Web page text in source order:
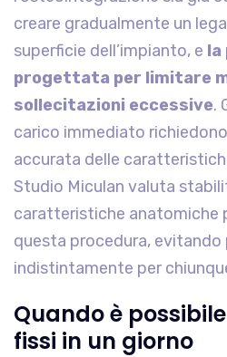
creare gradualmente un
superficie dell’impianto, e la
progettata per limitare
sollecitazioni eccessive.
carico immediato
accurata delle
Studio Miculan valuta
caratteristiche anatomiche
questa procedura, evitando
indistintamente per
Quando è
fissi in un giorno